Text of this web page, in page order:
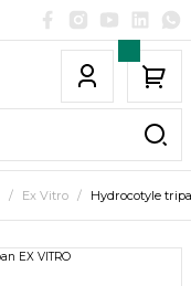
Ex Vitro Hydrocotyle